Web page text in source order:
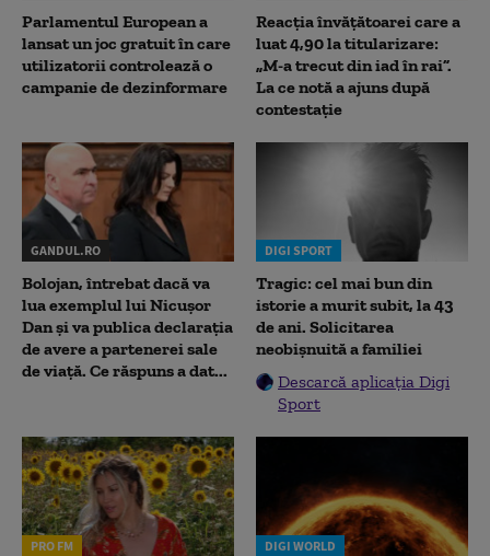
Parlamentul European a
lansat un joc gratuit în care
utilizatorii controlează o
campanie de dezinformare
Reacția învățătoarei care a
luat 4,90 la titularizare:
„M-a trecut din iad în rai”.
La ce notă a ajuns după
contestație
GANDUL.RO
Bolojan, întrebat dacă va
lua exemplul lui Nicușor
Dan și va publica declarația
de avere a partenerei sale
de viață. Ce răspuns a dat...
DIGI SPORT
Tragic: cel mai bun din
istorie a murit subit, la 43
de ani. Solicitarea
neobișnuită a familiei
Descarcă aplicația Digi
Sport
PRO FM DIGI WORLD